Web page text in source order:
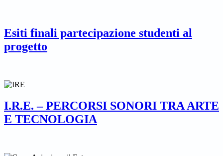
Esiti finali partecipazione studenti al
progetto
I.R.E. – PERCORSI SONORI TRA ARTE
E TECNOLOGIA